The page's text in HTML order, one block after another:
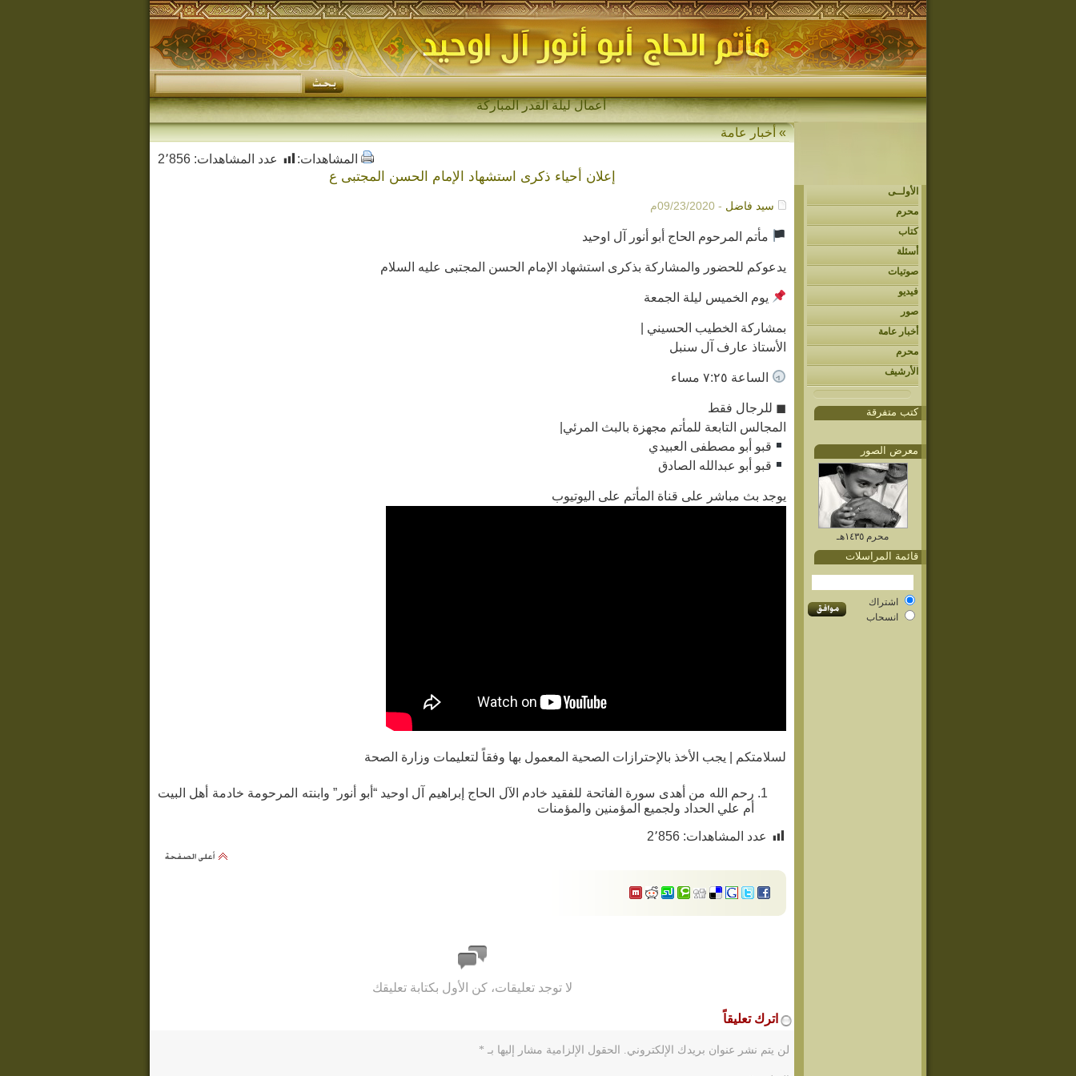
أعمال ليلة القدر المباركة
الأولــى
محرم
كتاب
أسئلة
صوتيات
فيديو
صور
أخبار عامة
محرم
الأرشيف
كتب متفرقة
معرض الصور
محرم ١٤٣٥هـ
قائمة المراسلات
اشتراك
انسحاب
» أخبار عامة
المشاهدات:
عدد المشاهدات: 2٬856
إعلان أحياء ذكرى استشهاد الإمام الحسن المجتبى ع
سيد فاضل - 09/23/2020م
مأتم المرحوم الحاج أبو أنور آل اوحيد
يدعوكم للحضور والمشاركة بذكرى استشهاد الإمام الحسن المجتبى عليه السلام
يوم الخميس ليلة الجمعة
بمشاركة الخطيب الحسيني |
الأستاذ عارف آل سنبل
الساعة ٧:٢٥ مساء
◼ للرجال فقط
المجالس التابعة للمأتم مجهزة بالبث المرئي|
قبو أبو مصطفى العبيدي
قبو أبو عبدالله الصادق
يوجد بث مباشر على قناة المأتم على اليوتيوب
لسلامتكم | يجب الأخذ بالإحترازات الصحية المعمول بها وفقاً لتعليمات وزارة الصحة
رحم الله من أهدى سورة الفاتحة للفقيد خادم الآل الحاج إبراهيم آل اوحيد “أبو أنور” وابنته المرحومة خادمة أهل البيت
أم علي الحداد ولجميع المؤمنين والمؤمنات
عدد المشاهدات: 2٬856
لا توجد تعليقات، كن الأول بكتابة تعليقك
اترك تعليقاً
لن يتم نشر عنوان بريدك الإلكتروني. الحقول الإلزامية مشار إليها بـ *